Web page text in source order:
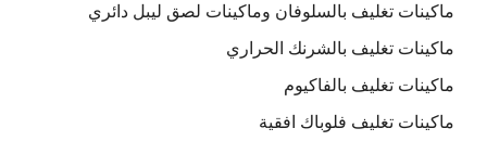
ماكينات تغليف بالسلوفان وماكينات لصق ليبل دائري
ماكينات تغليف بالشرنك الحراري
ماكينات تغليف بالفاكيوم
ماكينات تغليف فلوباك افقية